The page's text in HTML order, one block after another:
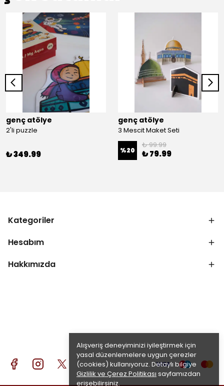
Alışveriş deneyiminizi iyileştirmek için
yasal düzenlemelere uygun çerezler
(cookies) kullanıyoruz. Detaylı bilgiye
Gizlilik ve Çerez Politikası sayfamızdan
erişebilirsiniz.
genç atölye
2'li puzzle
₺ 349.99
genç atölye
3 Mescit Maket Seti
%20
₺ 99.99
₺ 79.99
Kategoriler
Hesabım
Hakkımızda